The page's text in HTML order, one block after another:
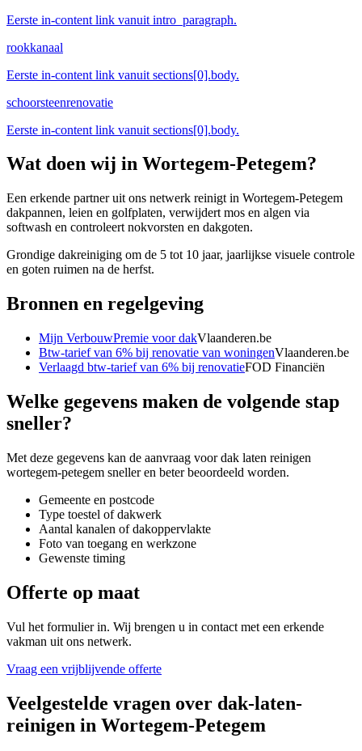
Eerste in-content link vanuit intro_paragraph.
rookkanaal
Eerste in-content link vanuit sections[0].body.
schoorsteenrenovatie
Eerste in-content link vanuit sections[0].body.
Wat doen wij in Wortegem-Petegem?
Een erkende partner uit ons netwerk reinigt in Wortegem-Petegem
dakpannen, leien en golfplaten, verwijdert mos en algen via
softwash en controleert nokvorsten en dakgoten.
Grondige dakreiniging om de 5 tot 10 jaar, jaarlijkse visuele controle
en goten ruimen na de herfst.
Bronnen en regelgeving
Mijn VerbouwPremie voor dakVlaanderen.be
Btw-tarief van 6% bij renovatie van woningenVlaanderen.be
Verlaagd btw-tarief van 6% bij renovatieFOD Financiën
Welke gegevens maken de volgende stap
sneller?
Met deze gegevens kan de aanvraag voordak laten reinigen
wortegem-petegem sneller en beter beoordeeld worden.
Gemeente en postcode
Type toestel of dakwerk
Aantal kanalen of dakoppervlakte
Foto van toegang en werkzone
Gewenste timing
Offerte op maat
Vul het formulier in. Wij brengen u in contact met een erkende
vakman uit ons netwerk.
Vraag een vrijblijvende offerte
Veelgestelde vragen over dak-laten-
reinigen in Wortegem-Petegem